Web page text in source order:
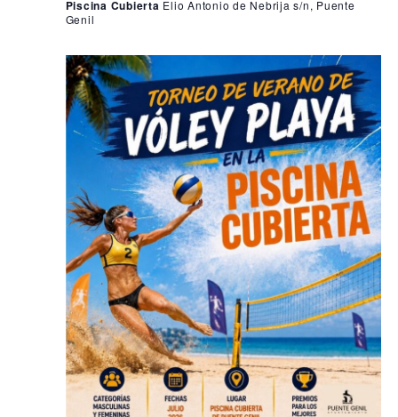
Piscina Cubierta Elio Antonio de Nebrija s/n, Puente
Genil